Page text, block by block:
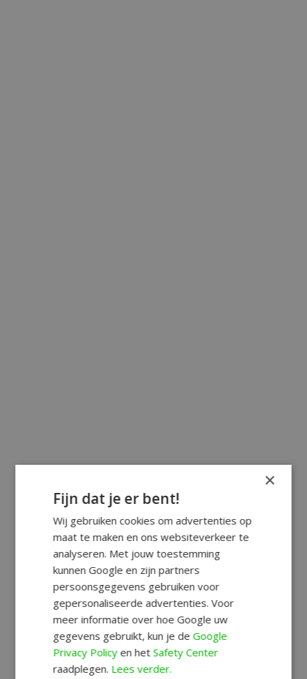
×
Fijn dat je er bent!
Wij gebruiken cookies om advertenties op
maat te maken en ons websiteverkeer te
analyseren. Met jouw toestemming
kunnen Google en zijn partners
persoonsgegevens gebruiken voor
gepersonaliseerde advertenties. Voor
meer informatie over hoe Google uw
gegevens gebruikt, kun je deGoogle
Privacy Policyen hetSafety Center
raadplegen. Lees verder.